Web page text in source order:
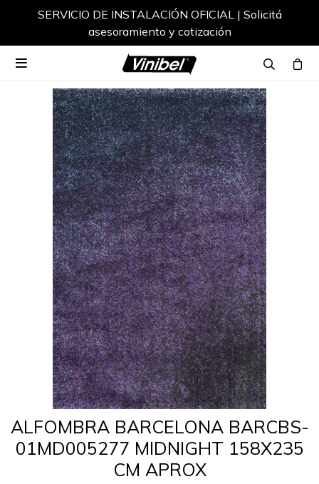
SERVICIO DE INSTALACIÓN OFICIAL | Solicitá
asesoramiento y cotización

ALFOMBRA BARCELONA BARCBS-
01MD005277 MIDNIGHT 158X235
CM APROX